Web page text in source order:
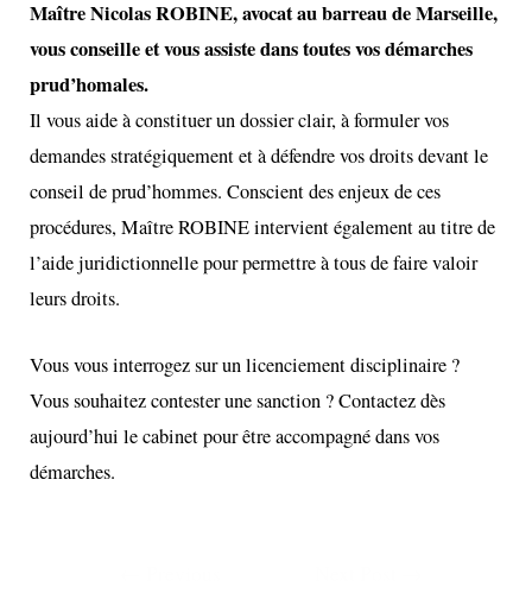
MaîtreNicolas ROBINE, avocat au barreau de Marseille,
vous conseille et vous assiste dans toutes vos démarches
prud’homales.
Il vous aide à constituer un dossier clair, à formuler vos
demandes stratégiquement et à défendre vos droits devant le
conseil de prud’hommes. Conscient des enjeux de ces
procédures, Maître ROBINE intervient également au titre de
l’aide juridictionnelle pour permettre à tous de faire valoir
leurs droits.
Vous vous interrogez sur un licenciement disciplinaire ?
Vous souhaitez contester une sanction ? Contactez dès
aujourd’hui le cabinet pour être accompagné dans vos
démarches.